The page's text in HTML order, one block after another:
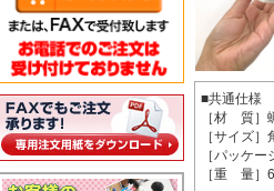
■共通仕様
［材 質］
［サイズ
［パッケ
［重 量］